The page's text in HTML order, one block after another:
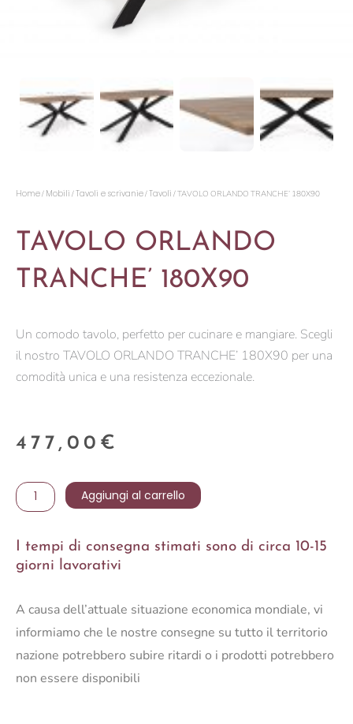
Home/ Mobili /Tavoli e scrivanie/Tavoli / TAVOLO ORLANDO TRANCHE’ 180X90
TAVOLO ORLANDO
TRANCHE’ 180X90
Un comodo tavolo, perfetto per cucinare e mangiare. Scegli
il nostro TAVOLO ORLANDO TRANCHE’ 180X90 per una
comodità unica e una resistenza eccezionale.
477,00 €
TAVOLO
ORLANDO
180X90
quantità
Aggiungi al carrello
I tempi di consegna stimati sono di circa 10-15
giorni lavorativi
A causa dell’attuale situazione economica mondiale, vi
informiamo che le nostre consegne su tutto il territorio
nazione potrebbero subire ritardi o i prodotti potrebbero
non essere disponibili